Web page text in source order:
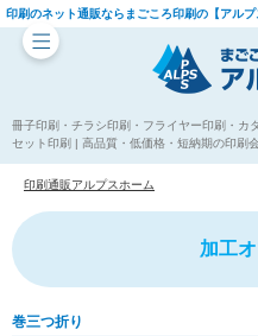
印刷のネット通販ならまごころ印刷の【アルプ
冊子印刷・チラシ印刷・フライヤー印刷・カ
セット印刷 | 高品質・低価格・短納期の印刷
印刷通販アルプスホーム
加工
巻三つ折り